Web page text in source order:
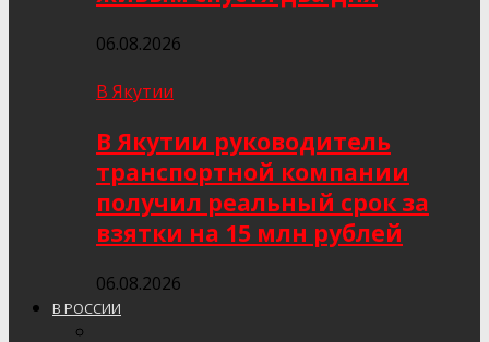
06.08.2026
В Якутии
В Якутии руководитель
транспортной компании
получил реальный срок за
взятки на 15 млн рублей
06.08.2026
В РОССИИ